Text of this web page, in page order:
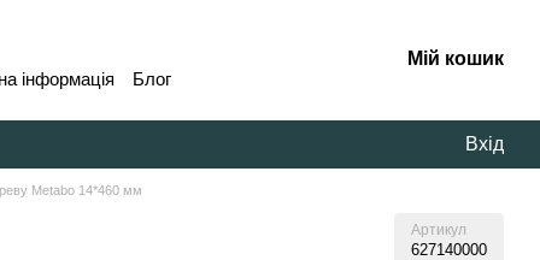
інформація Блог
Мій кошик
Вхід
Metabo 14*460 мм
Артикул
627140000